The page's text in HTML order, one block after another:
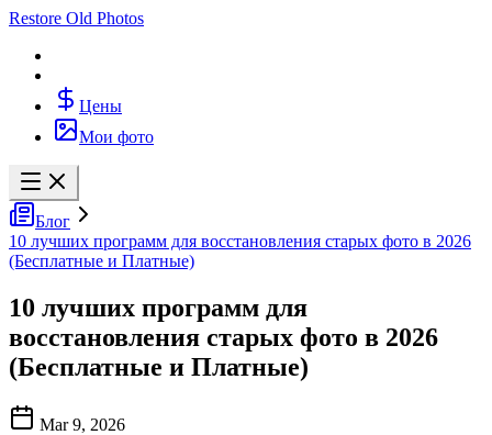
Restore Old Photos
Цены
Мои фото
Блог
10 лучших программ для восстановления старых фото в 2026
(Бесплатные и Платные)
10 лучших программ для
восстановления старых фото в 2026
(Бесплатные и Платные)
Mar 9, 2026